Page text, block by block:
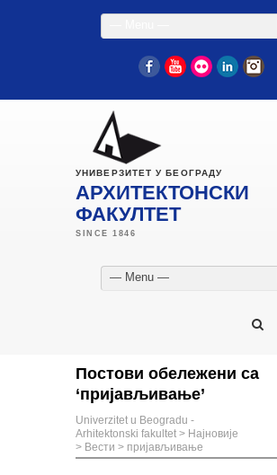
FacebookYouTube
Flickr LinkedIn
УНИВЕРЗИТЕТ У БЕОГРАДУ
АРХИТЕКТОНСКИ
ФАКУЛТЕТ
— Menu —
Постови обележени са
‘пријављивање’
Univerzitet u Beogradu -
Arhitektonski fakultet > Најновије
> Вести > пријављивање